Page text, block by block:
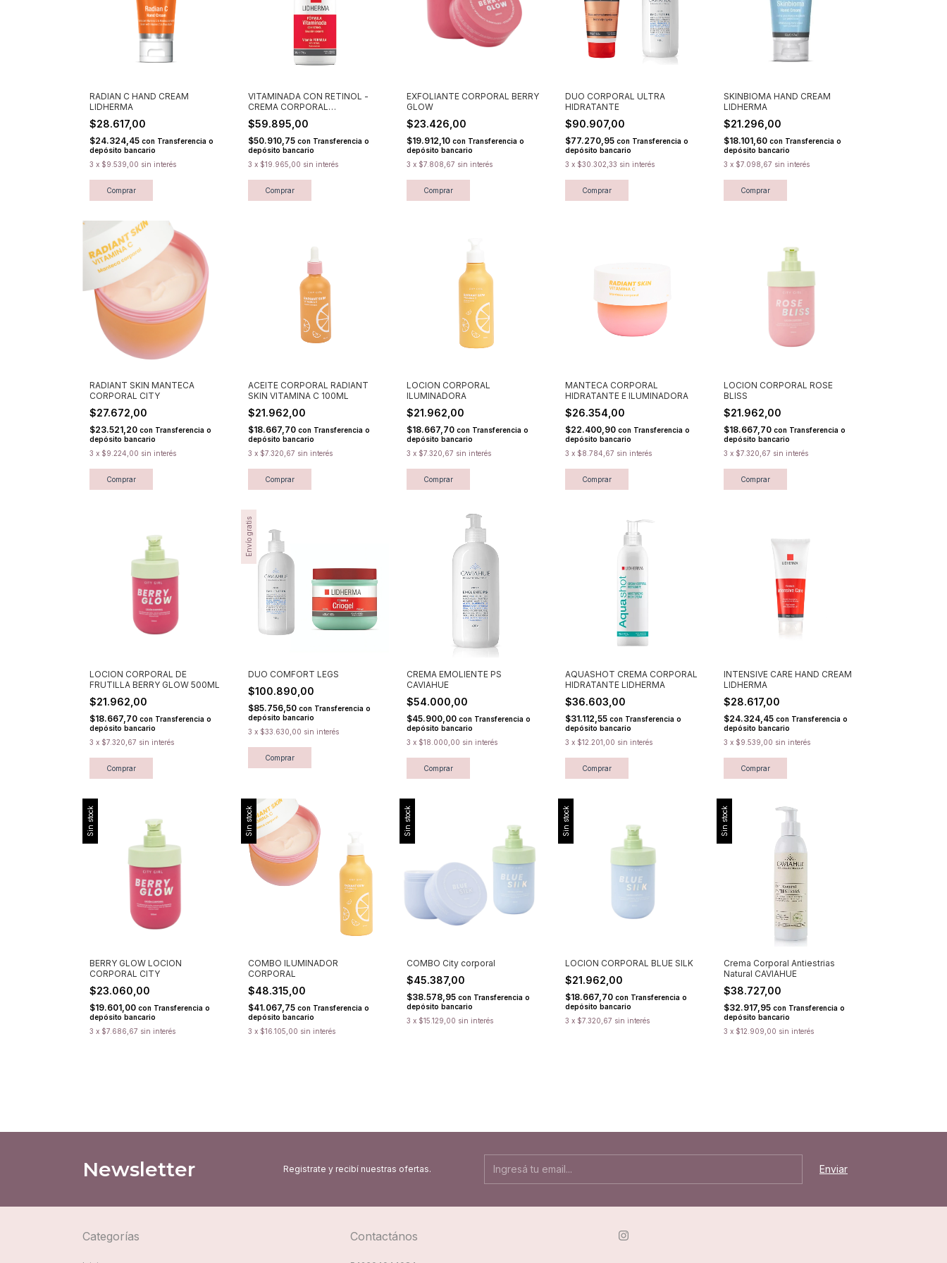
RADIAN C HAND CREAM
LIDHERMA
$28.617,00
$24.324,45 con Transferencia o
depósito bancario
3 x $9.539,00 sin interés
Comprar
VITAMINADA CON RETINOL -
CREMA CORPORAL
HIDRATANTE LIDHERMA
$59.895,00
$50.910,75 con Transferencia o
depósito bancario
3 x $19.965,00 sin interés
Comprar
EXFOLIANTE CORPORAL BERRY
GLOW
$23.426,00
$19.912,10 con Transferencia o
depósito bancario
3 x $7.808,67 sin interés
DUO CORPORAL ULTRA
HIDRATANTE
$90.907,00
$77.270,95 con Transferencia o
depósito bancario
3 x $30.302,33 sin interés
SKINBIOMA HAND CREAM
LIDHERMA
$21.296,00
$18.101,60 con Transferencia o
depósito bancario
3 x $7.098,67 sin interés
Comprar
RADIANT SKIN MANTECA
CORPORAL CITY
$27.672,00
$23.521,20 con Transferencia o
depósito bancario
3 x $9.224,00 sin interés
ACEITE CORPORAL RADIANT
SKIN VITAMINA C 100ML
$21.962,00
$18.667,70 con Transferencia o
depósito bancario
3 x $7.320,67 sin interés
LOCION CORPORAL
ILUMINADORA
$21.962,00
$18.667,70 con Transferencia o
depósito bancario
3 x $7.320,67 sin interés
MANTECA CORPORAL
HIDRATANTE E ILUMINADORA
$26.354,00
$22.400,90 con Transferencia o
depósito bancario
3 x $8.784,67 sin interés
LOCION CORPORAL ROSE
BLISS
$21.962,00
$18.667,70 con Transferencia o
depósito bancario
3 x $7.320,67 sin interés
LOCION CORPORAL DE
FRUTILLA BERRY GLOW 500ML
$21.962,00
$18.667,70 con Transferencia o
depósito bancario
3 x $7.320,67 sin interés
Envío gratis
DUO COMFORT LEGS
$100.890,00
$85.756,50 con Transferencia o
depósito bancario
3 x $33.630,00 sin interés
CREMA EMOLIENTE PS
CAVIAHUE
$54.000,00
$45.900,00 con Transferencia o
depósito bancario
3 x $18.000,00 sin interés
Comprar
AQUASHOT CREMA CORPORAL
HIDRATANTE LIDHERMA
$36.603,00
$31.112,55 con Transferencia o
depósito bancario
3 x $12.201,00 sin interés
Comprar
INTENSIVE CARE HAND CREAM
LIDHERMA
$28.617,00
$24.324,45 con Transferencia o
depósito bancario
3 x $9.539,00 sin interés
Comprar
Sin stock
BERRY GLOW LOCION
CORPORAL CITY
$23.060,00
$19.601,00 con Transferencia o
depósito bancario
3 x $7.686,67 sin interés
Sin stock
COMBO ILUMINADOR
CORPORAL
$48.315,00
$41.067,75 con Transferencia o
depósito bancario
3 x $16.105,00 sin interés
Sin stock
COMBO City corporal
$45.387,00
$38.578,95 con Transferencia o
depósito bancario
3 x $15.129,00 sin interés
Sin stock
LOCION CORPORAL BLUE SILK
$21.962,00
$18.667,70 con Transferencia o
depósito bancario
3 x $7.320,67 sin interés
Sin stock
Crema Corporal Antiestrias
Natural CAVIAHUE
$38.727,00
$32.917,95 con Transferencia o
depósito bancario
3 x $12.909,00 sin interés
Newsletter Registrate y recibí nuestras ofertas.
Categorías Contactános